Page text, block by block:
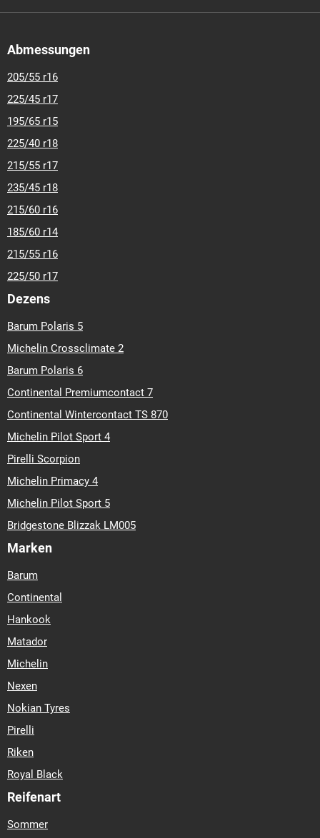
Abmessungen
205/55 r16
225/45 r17
195/65 r15
225/40 r18
215/55 r17
235/45 r18
215/60 r16
185/60 r14
215/55 r16
225/50 r17
Dezens
Barum Polaris 5
Michelin Crossclimate 2
Barum Polaris 6
Continental Premiumcontact 7
Continental Wintercontact TS 870
Michelin Pilot Sport 4
Pirelli Scorpion
Michelin Primacy 4
Michelin Pilot Sport 5
Bridgestone Blizzak LM005
Marken
Barum
Continental
Hankook
Matador
Michelin
Nexen
Nokian Tyres
Pirelli
Riken
Royal Black
Reifenart
Sommer